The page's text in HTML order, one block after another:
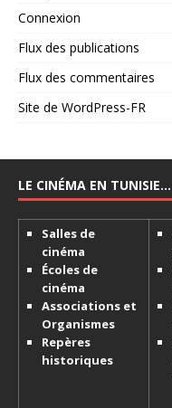
Connexion
Flux des publications
Flux des commentaires
Site de WordPress-FR
LE CINÉMA EN TUNISIE…
Salles de
cinéma
Écoles de
cinéma
Associations et
Organismes
Repères
historiques